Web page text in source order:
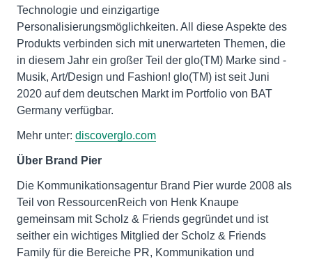
Technologie und einzigartige
Personalisierungsmöglichkeiten. All diese Aspekte des
Produkts verbinden sich mit unerwarteten Themen, die
in diesem Jahr ein großer Teil der glo(TM) Marke sind -
Musik, Art/Design und Fashion! glo(TM) ist seit Juni
2020 auf dem deutschen Markt im Portfolio von BAT
Germany verfügbar.
Mehr unter: discoverglo.com
Über Brand Pier
Die Kommunikationsagentur Brand Pier wurde 2008 als
Teil von RessourcenReich von Henk Knaupe
gemeinsam mit Scholz & Friends gegründet und ist
seither ein wichtiges Mitglied der Scholz & Friends
Family für die Bereiche PR, Kommunikation und